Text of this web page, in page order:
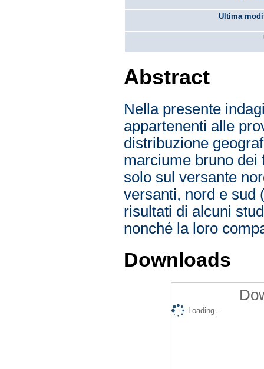
Ultima
Abstract
Nella presente
appartenenti alle
distribuzione
marciume bruno dei
solo sul versante
versanti, nord e sud
risultati di alcuni
nonché la loro
Downloads
Loading...